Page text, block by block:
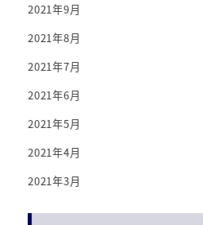
2021年9月
2021年8月
2021年7月
2021年6月
2021年5月
2021年4月
2021年3月